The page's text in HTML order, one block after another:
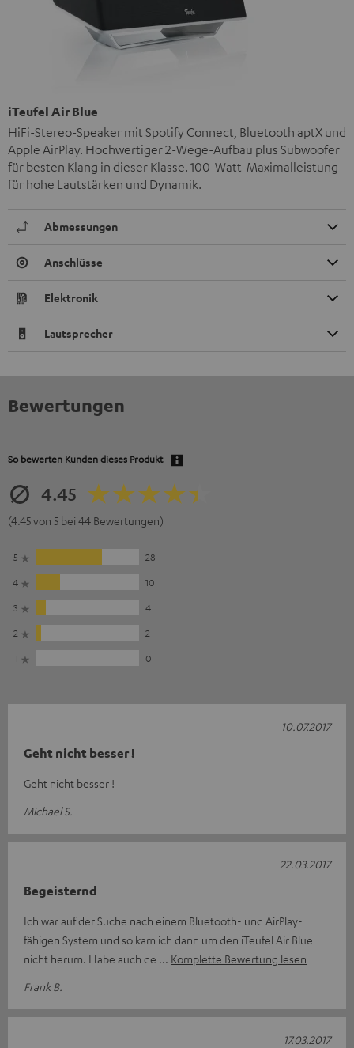
iTeufel Air Blue
HiFi-Stereo-Speaker mit Spotify Connect, Bluetooth aptX und
Apple AirPlay. Hochwertiger 2-Wege-Aufbau plus Subwoofer
für besten Klang in dieser Klasse. 100-Watt-Maximalleistung
für hohe Lautstärken und Dynamik.
Abmessungen
Anschlüsse
Elektronik
Lautsprecher
Bewertungen
So bewerten Kunden dieses Produkt
4.45
(4.45 von 5 bei 44 Bewertungen)
5
28
4
10
3
4
2
2
1
0
Geht nicht besser !
Geht nicht besser !
Michael S.
10.07.2017
Begeisternd
Ich war auf der Suche nach einem Bluetooth- und AirPlay-
fähigen System und so kam ich dann um den iTeufel Air Blue
nicht herum. Habe auch de
Komplette Bewertung lesen
Frank B.
22.03.2017
17.03.2017